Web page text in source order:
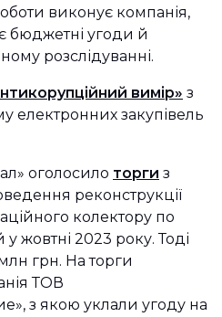
виконує компанія,
бюджетні угоди й
розслідуванні.
вимір» з
електронних закупівель
оголосило торги з
реконструкції
колектору по
у жовтні 2023 року. Тоді
грн. На торги
ТОВ
з якою уклали угоду на